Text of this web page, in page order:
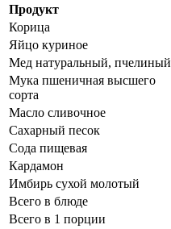
Продукт
Корица
Яйцо куриное
Мед натуральный, пчелиный
Мука пшеничная высшего
сорта
Масло сливочное
Сахарный песок
Сода пищевая
Кардамон
Имбирь сухой молотый
Всего в блюде
Всего в 1 порции